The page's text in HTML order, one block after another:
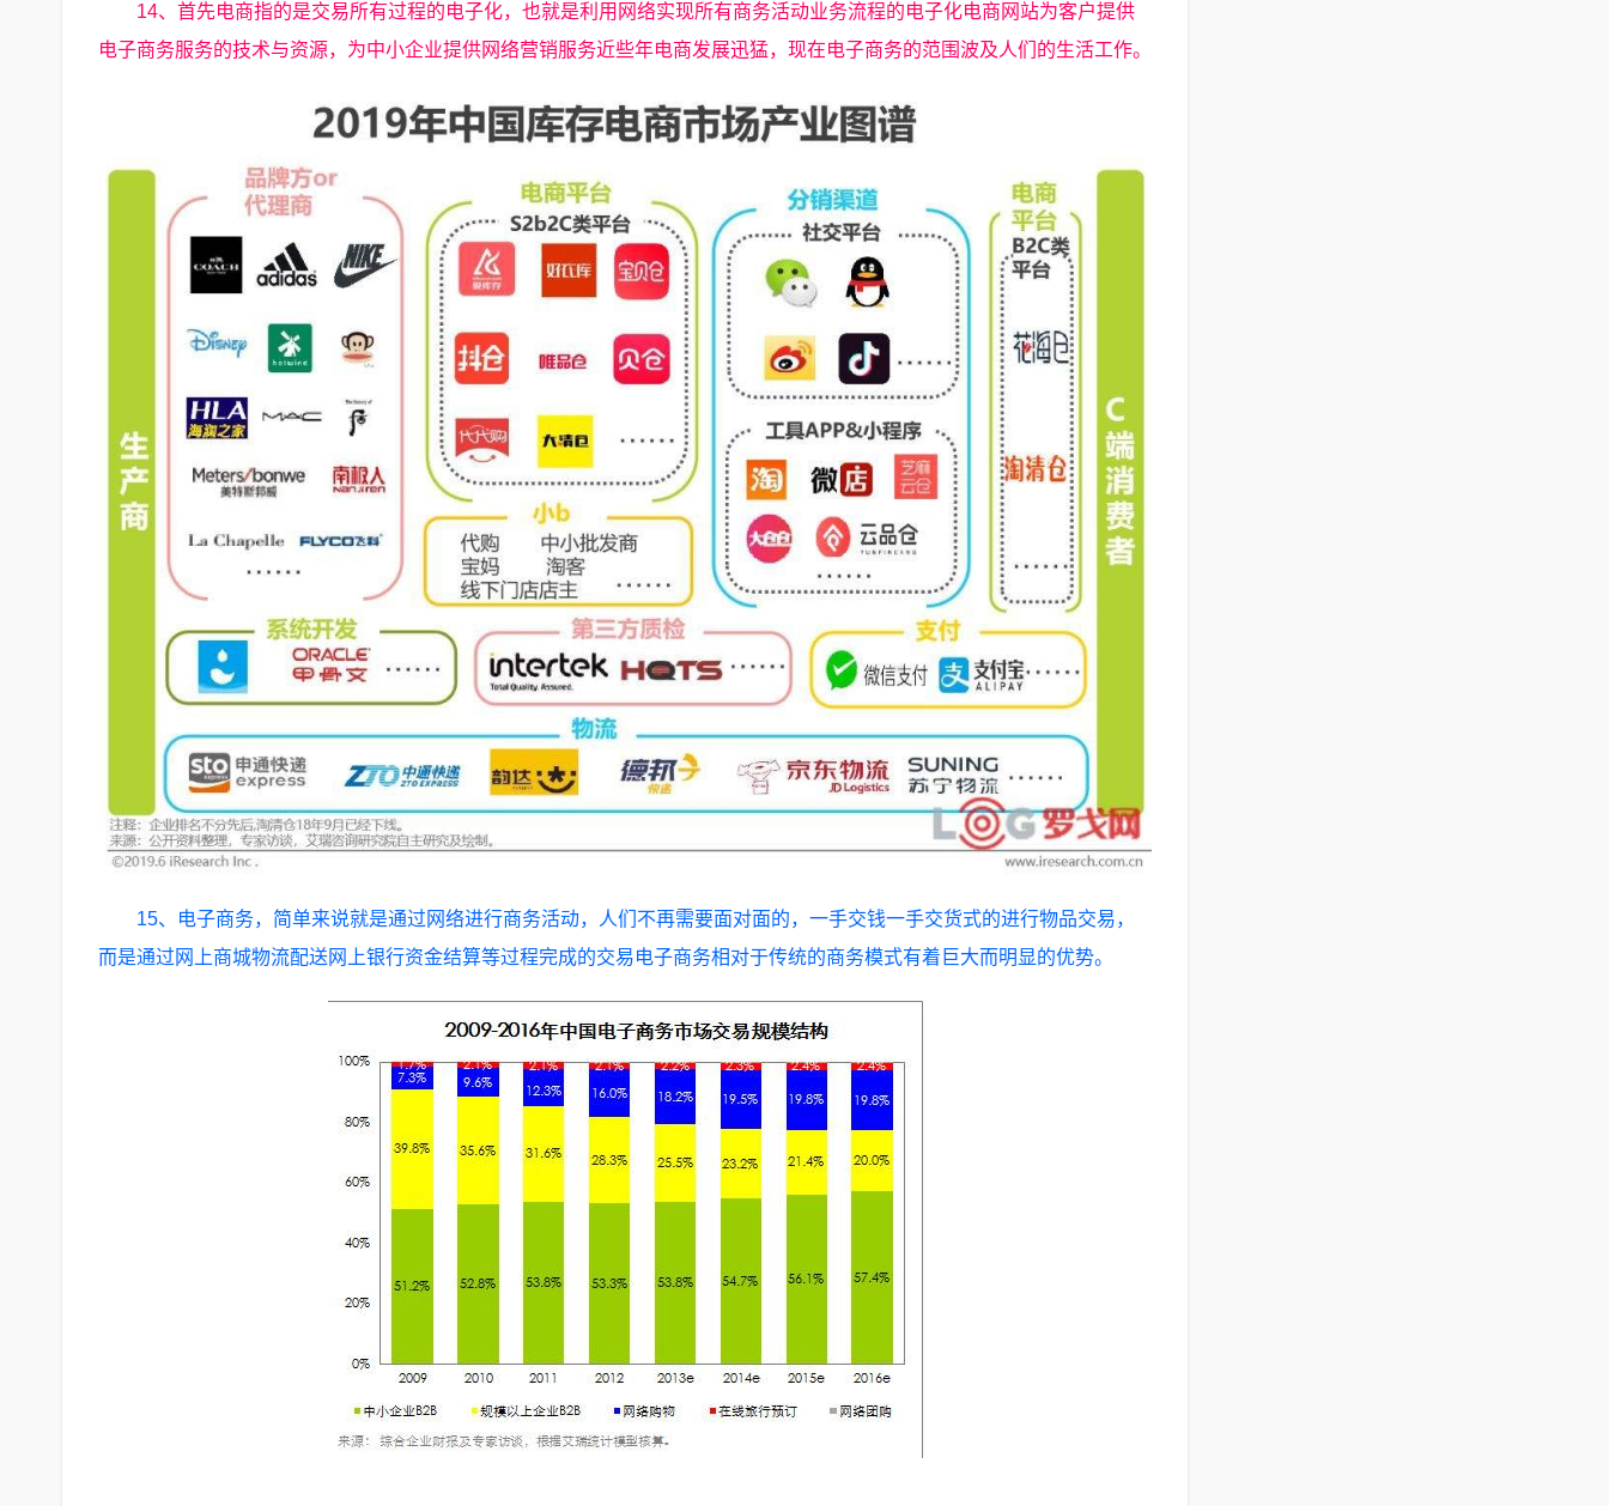
14、首先电商指的是交易所有过程的电子化，也就是利用网络实现所有商务活动业务流程的电子化电商网站为客户提供
电子商务服务的技术与资源，为中小企业提供网络营销服务近些年电商发展迅猛，现在电子商务的范围波及人们的生活工作。
15、电子商务，简单来说就是通过网络进行商务活动，人们不再需要面对面的，一手交钱一手交货式的进行物品交易，
而是通过网上商城物流配送网上银行资金结算等过程完成的交易电子商务相对于传统的商务模式有着巨大而明显的优势。